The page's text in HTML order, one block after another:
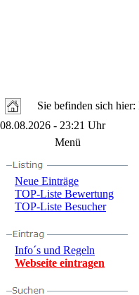
Sie befinden sich
08.08.2026 - 23:21 Uhr
Menü
Neue Einträge
TOP-Liste Bewertung
TOP-Liste Besucher
Info´s und Regeln
Webseite eintragen